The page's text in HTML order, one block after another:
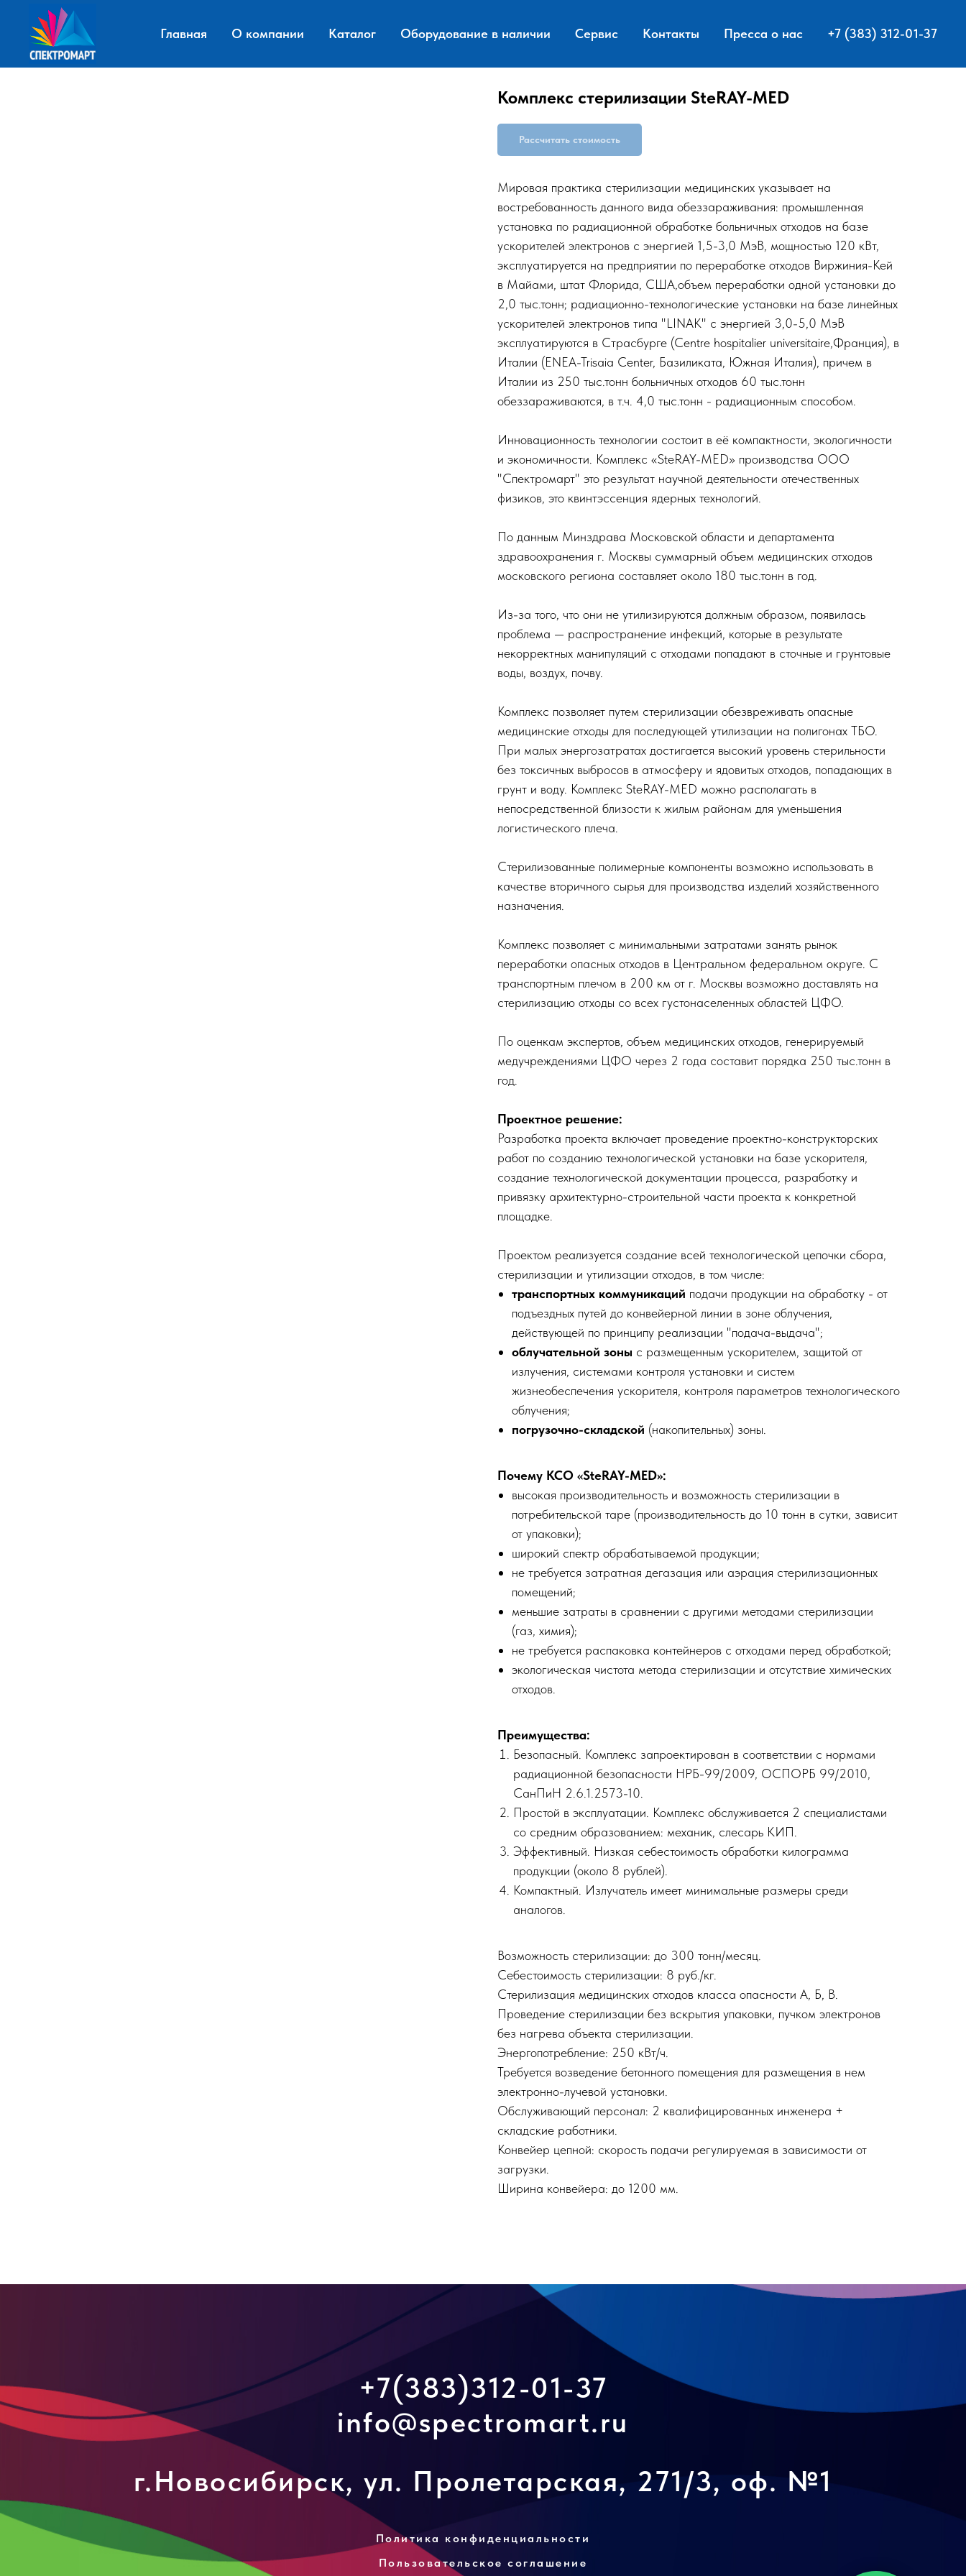
Главная О компании Каталог Оборудование в наличии Сервис Контакты Пресса о нас +7 (383) 312-01-37
Комплекс стерилизации SteRAY-MED
Рассчитать стоимость
Мировая практика стерилизации медицинских указывает на
востребованность данного вида обеззараживания: промышленная
установка по радиационной обработке больничных отходов на базе
ускорителей электронов с энергией 1,5-3,0 МэВ, мощностью 120 кВт,
эксплуатируется на предприятии по переработке отходов Виржиния-Кей
в Майами, штат Флорида, США,объем переработки одной установки до
2,0 тыс.тонн; радиационно-технологические установки на базе линейных
ускорителей электронов типа "LINAK" с энергией 3,0-5,0 МэВ
эксплуатируются в Страсбурге (Centre hospitalier universitaire,Франция), в
Италии (ENEA-Trisaia Center, Базиликата, Южная Италия), причем в
Италии из 250 тыс.тонн больничных отходов 60 тыс.тонн
обеззараживаются, в т.ч. 4,0 тыс.тонн - радиационным способом.
Инновационность технологии состоит в её компактности, экологичности
и экономичности. Комплекс «SteRAY-MED» производства ООО
"Спектромарт" это результат научной деятельности отечественных
физиков, это квинтэссенция ядерных технологий.
По данным Минздрава Московской области и департамента
здравоохранения г. Москвы суммарный объем медицинских отходов
московского региона составляет около 180 тыс.тонн в год.
Из-за того, что они не утилизируются должным образом, появилась
проблема — распространение инфекций, которые в результате
некорректных манипуляций с отходами попадают в сточные и грунтовые
воды, воздух, почву.
Комплекс позволяет путем стерилизации обезвреживать опасные
медицинские отходы для последующей утилизации на полигонах ТБО.
При малых энергозатратах достигается высокий уровень стерильности
без токсичных выбросов в атмосферу и ядовитых отходов, попадающих в
грунт и воду. Комплекс SteRAY-MED можно располагать в
непосредственной близости к жилым районам для уменьшения
логистического плеча.
Стерилизованные полимерные компоненты возможно использовать в
качестве вторичного сырья для производства изделий хозяйственного
назначения.
Комплекс позволяет с минимальными затратами занять рынок
переработки опасных отходов в Центральном федеральном округе. С
транспортным плечом в 200 км от г. Москвы возможно доставлять на
стерилизацию отходы со всех густонаселенных областей ЦФО.
По оценкам экспертов, объем медицинских отходов, генерируемый
медучреждениями ЦФО через 2 года составит порядка 250 тыс.тонн в
год.
Проектное решение:
Разработка проекта включает проведение проектно-конструкторских
работ по созданию технологической установки на базе ускорителя,
создание технологической документации процесса, разработку и
привязку архитектурно-строительной части проекта к конкретной
площадке.
Проектом реализуется создание всей технологической цепочки сбора,
стерилизации и утилизации отходов, в том числе:
транспортных коммуникаций подачи продукции на обработку - от
подъездных путей до конвейерной линии в зоне облучения,
действующей по принципу реализации "подача-выдача";
облучательной зоны с размещенным ускорителем, защитой от
излучения, системами контроля установки и систем
жизнеобеспечения ускорителя, контроля параметров технологического
облучения;
погрузочно-складской (накопительных) зоны.
Почему КСО «SteRAY-MED»:
высокая производительность и возможность стерилизации в
потребительской таре (производительность до 10 тонн в сутки, зависит
от упаковки);
широкий спектр обрабатываемой продукции;
не требуется затратная дегазация или аэрация стерилизационных
помещений;
меньшие затраты в сравнении с другими методами стерилизации
(газ, химия);
не требуется распаковка контейнеров с отходами перед обработкой;
экологическая чистота метода стерилизации и отсутствие химических
отходов.
Преимущества:
Безопасный. Комплекс запроектирован в соответствии с нормами
радиационной безопасности НРБ-99/2009, ОСПОРБ 99/2010,
СанПиН 2.6.1.2573-10.
Простой в эксплуатации. Комплекс обслуживается 2 специалистами
со средним образованием: механик, слесарь КИП.
Эффективный. Низкая себестоимость обработки килограмма
продукции (около 8 рублей).
Компактный. Излучатель имеет минимальные размеры среди
аналогов.
Возможность стерилизации: до 300 тонн/месяц.
Себестоимость стерилизации: 8 руб./кг.
Стерилизация медицинских отходов класса опасности А, Б, В.
Проведение стерилизации без вскрытия упаковки, пучком электронов
без нагрева объекта стерилизации.
Энергопотребление: 250 кВт/ч.
Требуется возведение бетонного помещения для размещения в нем
электронно-лучевой установки.
Обслуживающий персонал: 2 квалифицированных инженера +
складские работники.
Конвейер цепной: скорость подачи регулируемая в зависимости от
загрузки.
Ширина конвейера: до 1200 мм.
+7(383)312-01-37
info@spectromart.ru
г.Новосибирск, ул. Пролетарская, 271/3, оф. №1
Политика конфиденциальности
Пользовательское соглашение